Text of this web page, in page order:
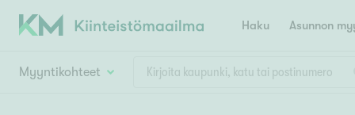
Haku Asunnon
Myyntikohteet